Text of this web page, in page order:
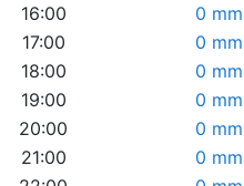
16:00
0 mm
17:00
0 mm
18:00
0 mm
19:00
0 mm
20:00
0 mm
21:00
0 mm